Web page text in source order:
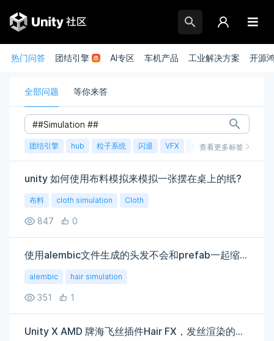
热门问答 团结引擎 AI专区 车机产品 工业解决方案 开源
全部问题 等你来答
团结引擎 hub 粒子系统 闪退 VFX 崩溃 账号 渲染
查看更多标签
unity 如何使用布料模拟来模拟一张摆在桌上的纸?
布料 cloth simulation Cloth
847 0
使用alembic文件生成的头发不会和prefab一起缩放，长度会保持不变
alembic hair simulation
351 1
Unity X AMD 牌海飞丝插件Hair FX，发丝渲染的原理是啥